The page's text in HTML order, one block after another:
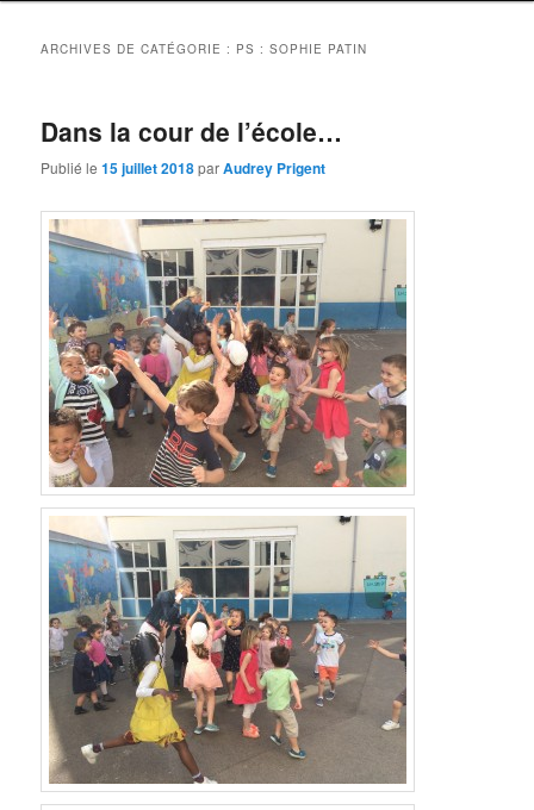
ARCHIVES DE CATÉGORIE : PS : SOPHIE PATIN
Dans la cour de l’école…
Publié le15 juillet 2018parAudrey Prigent